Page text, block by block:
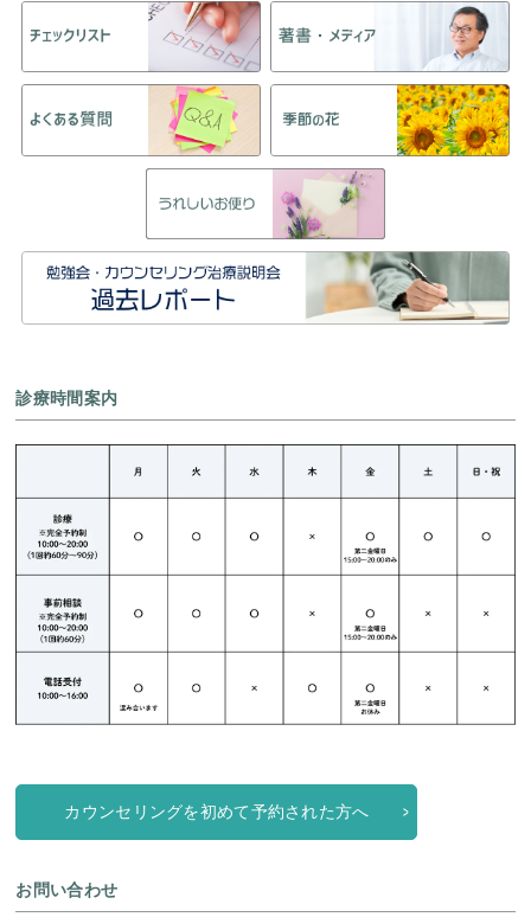
診療時間案内
カウンセリングを初めて予約された方へ
お問い合わせ